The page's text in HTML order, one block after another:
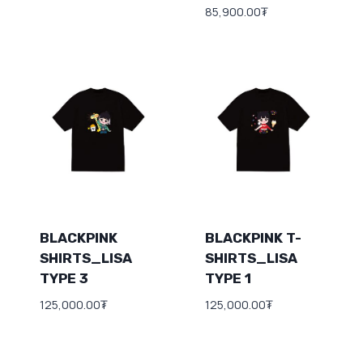
85,900.00₮
BLACKPINK
SHIRTS_LISA
TYPE 3
125,000.00₮
BLACKPINK T-
SHIRTS_LISA
TYPE 1
125,000.00₮